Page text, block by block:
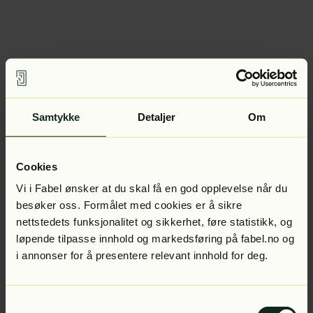
Samtykke Detaljer Om
Cookies
Vi i Fabel ønsker at du skal få en god opplevelse når du
besøker oss. Formålet med cookies er å sikre
nettstedets funksjonalitet og sikkerhet, føre statistikk, og
løpende tilpasse innhold og markedsføring på fabel.no og
i annonser for å presentere relevant innhold for deg.